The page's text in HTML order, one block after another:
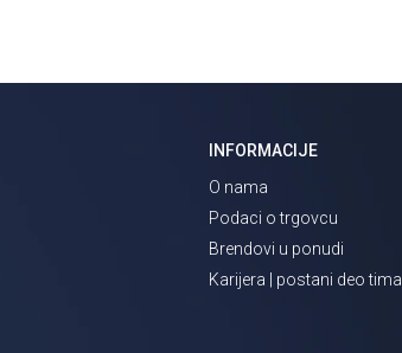
INFORMACIJE
O nama
Podaci o trgovcu
Brendovi u ponudi
Karijera | postani deo tima